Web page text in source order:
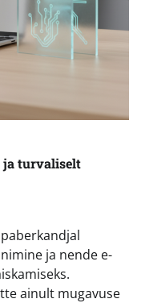
ja turvaliselt
ja nende e-
ainult mugavuse